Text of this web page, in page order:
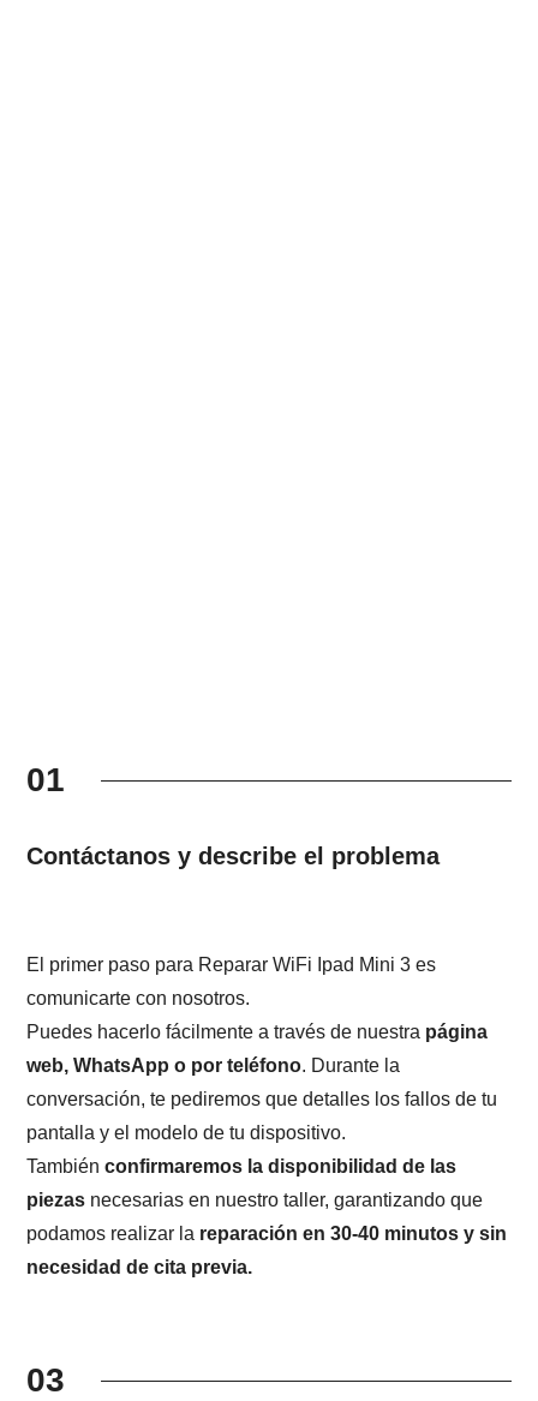
01
Contáctanos y describe el problema
El primer paso para Reparar WiFi Ipad Mini 3 es
comunicarte con nosotros.
Puedes hacerlo fácilmente a través de nuestra página
web, WhatsApp o por teléfono. Durante la
conversación, te pediremos que detalles los fallos de tu
pantalla y el modelo de tu dispositivo.
Tambiénconfirmaremos la disponibilidad de las
piezas necesarias en nuestro taller, garantizando que
podamos realizar la reparación en 30-40 minutos y sin
necesidad de cita previa.
03